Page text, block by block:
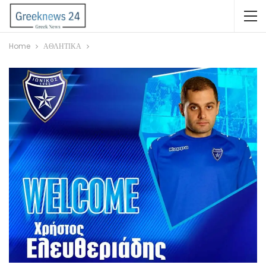
Home ΑΘΛΗΤΙΚΑ